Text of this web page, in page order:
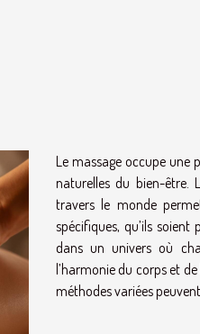
Le massage occupe une
naturelles du bien-être.
travers le monde
spécifiques, qu’ils soient
dans un univers où
l’harmonie du corps et
méthodes variées